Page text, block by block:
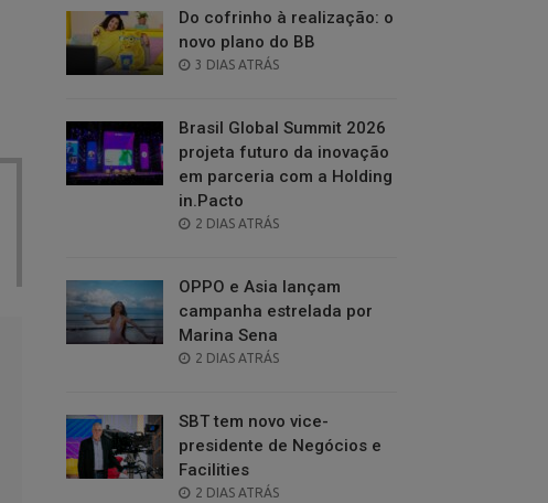
Do cofrinho à realização: o
novo plano do BB
POSTED
3 DIAS ATRÁS
Brasil Global Summit 2026
projeta futuro da inovação
em parceria com a Holding
in.Pacto
POSTED
2 DIAS ATRÁS
OPPO e Asia lançam
campanha estrelada por
Marina Sena
POSTED
2 DIAS ATRÁS
SBT tem novo vice-
presidente de Negócios e
Facilities
POSTED
2 DIAS ATRÁS